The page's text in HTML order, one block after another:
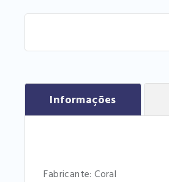
Informações
Fabricante: Coral